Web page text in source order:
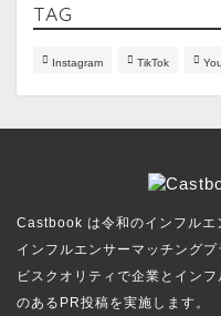
TAG
Instagram TikTok
Castbook は令和のインフルエ
インフルエンサーマッチング
ビスクオリティで企業とイン
のあるPR投稿を実施します。